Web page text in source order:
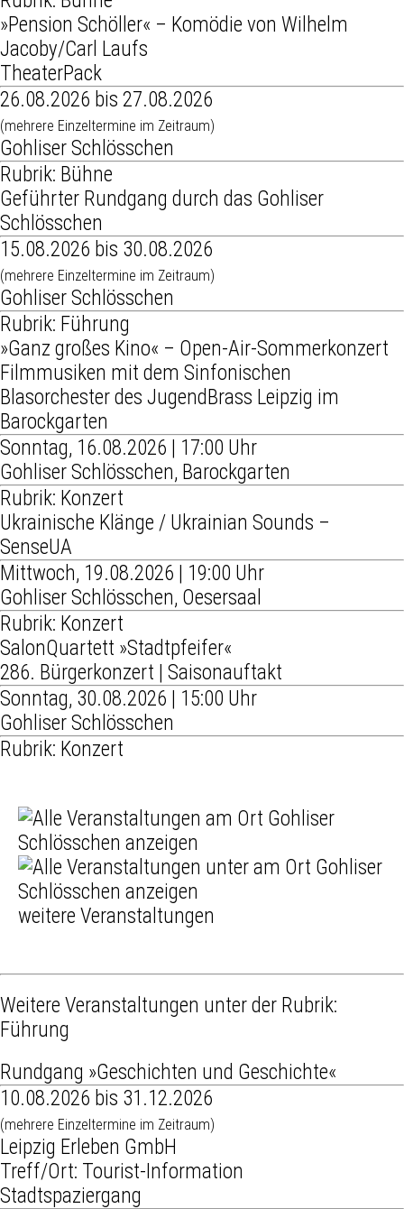
»Pension Schöller« – Komödie von Wilhelm
Jacoby/Carl Laufs
TheaterPack
26.08.2026 bis 27.08.2026
(mehrere Einzeltermine im Zeitraum)
Gohliser Schlösschen
Rubrik: Bühne
Geführter Rundgang durch das Gohliser
Schlösschen
15.08.2026 bis 30.08.2026
(mehrere Einzeltermine im Zeitraum)
Gohliser Schlösschen
Rubrik: Führung
»Ganz großes Kino« – Open-Air-Sommerkonzert
Filmmusiken mit dem Sinfonischen
Blasorchester des JugendBrass Leipzig im
Barockgarten
Sonntag, 16.08.2026 | 17:00 Uhr
Gohliser Schlösschen, Barockgarten
Rubrik: Konzert
Ukrainische Klänge / Ukrainian Sounds –
SenseUA
Mittwoch, 19.08.2026 | 19:00 Uhr
Gohliser Schlösschen, Oesersaal
Rubrik: Konzert
SalonQuartett »Stadtpfeifer«
286. Bürgerkonzert | Saisonauftakt
Sonntag, 30.08.2026 | 15:00 Uhr
Gohliser Schlösschen
Rubrik: Konzert
weitere Veranstaltungen
Weitere Veranstaltungen unter der Rubrik:
Führung
Rundgang »Geschichten und Geschichte«
10.08.2026 bis 31.12.2026
(mehrere Einzeltermine im Zeitraum)
Leipzig Erleben GmbH
Treff/Ort: Tourist-Information
Stadtspaziergang